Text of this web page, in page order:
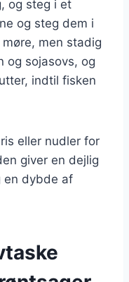
og steg i et
og steg dem i
men stadig
og sojasovs, og
indtil fisken
eller nudler for
giver en dejlig
en dybde af